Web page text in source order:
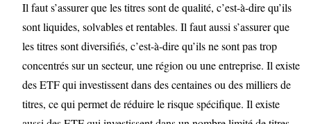
Il faut s’assurer que les titres sont de qualité, c’est-à-dire qu’ils
sont liquides, solvables et rentables. Il faut aussi s’assurer que
les titres sont diversifiés, c’est-à-dire qu’ils ne sont pas trop
concentrés sur un secteur, une région ou une entreprise. Il existe
des ETF qui investissent dans des centaines ou des milliers de
titres, ce qui permet de réduire le risque spécifique. Il existe